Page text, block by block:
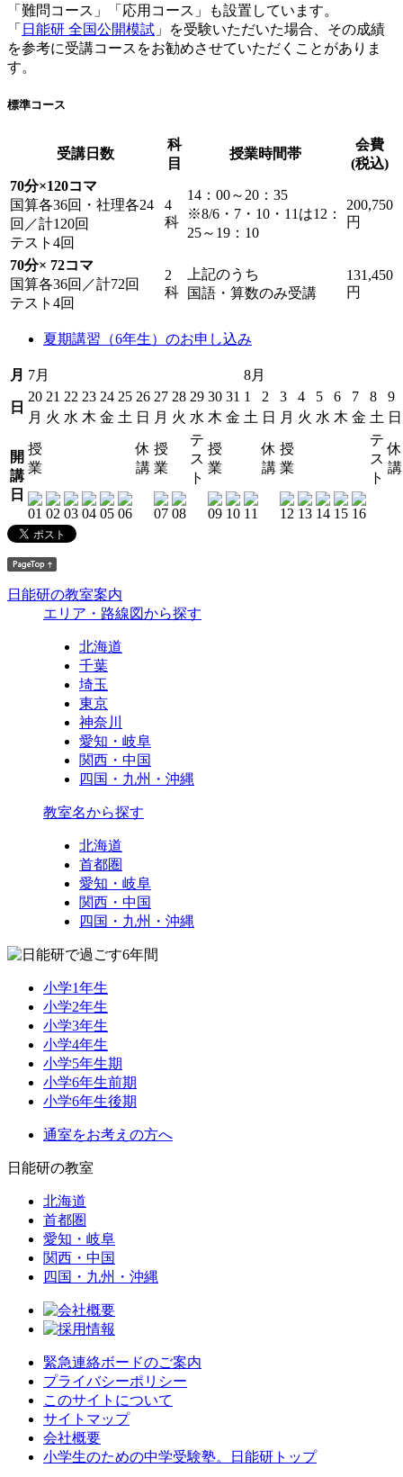
「難問コース」「応用コース」も設置しています。
「 日能研 全国公開模試 」を受験いただいた場合、その成績
を参考に受講コースをお勧めさせていただくことがありま
す。
標準コース
受講日数
科
目
授業時間帯
会費
(税込)
70分×120コマ
国算各36回・社理各24
回／計120回
テスト4回
4
科
14：00～20：35
※8/6・7・10・11は12：
25～19：10
200,750
円
70分× 72コマ
国算各36回／計72回
テスト4回
2
科
上記のうち
国語・算数のみ受講
131,450
円
夏期講習（6年生）のお申し込み
月 7月 8月
日
20 21 22 23 24 25 26 27 28 29 30 31 1 2 3 4 5 6 7 8
9
月 火 水 木 金 土 日 月 火 水 木 金 土 日 月 火 水 木 金 土 日
開
講
日
授
業
休
講
授
業
テ
ス
ト
授
業
休
講
授
業
テ
ス
ト
休
講
日能研の教室案内
エリア・路線図から探す
北海道
千葉
埼玉
東京
神奈川
愛知・岐阜
関西・中国
四国・九州・沖縄
教室名から探す
北海道
首都圏
愛知・岐阜
関西・中国
四国・九州・沖縄
小学1年生
小学2年生
小学3年生
小学4年生
小学5年生期
小学6年生前期
小学6年生後期
通室をお考えの方へ
日能研の教室
北海道
首都圏
愛知・岐阜
関西・中国
四国・九州・沖縄
緊急連絡ボードのご案内
プライバシーポリシー
このサイトについて
サイトマップ
会社概要
小学生のための中学受験塾。日能研トップ